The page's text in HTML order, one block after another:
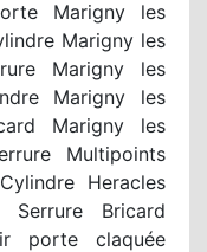
Marigny les
Marigny les
Marigny les
Marigny les
Marigny les
Multipoints
Heracles
Bricard
porte claquée